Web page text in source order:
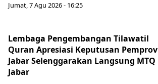
Jumat, 7 Agu 2026 - 16:25
Lembaga Pengembangan Tilawatil
Quran Apresiasi Keputusan Pemprov
Jabar Selenggarakan Langsung MTQ
Jabar